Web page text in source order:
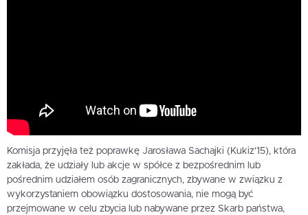
Komisja przyjęła też poprawkę Jarosława Sachajki (Kukiz’15), która
zakłada, że udziały lub akcje w spółce z bezpośrednim lub
pośrednim udziałem osób zagranicznych, zbywane w związku z
wykorzystaniem obowiązku dostosowania, nie mogą być
przejmowane w celu zbycia lub nabywane przez Skarb państwa,